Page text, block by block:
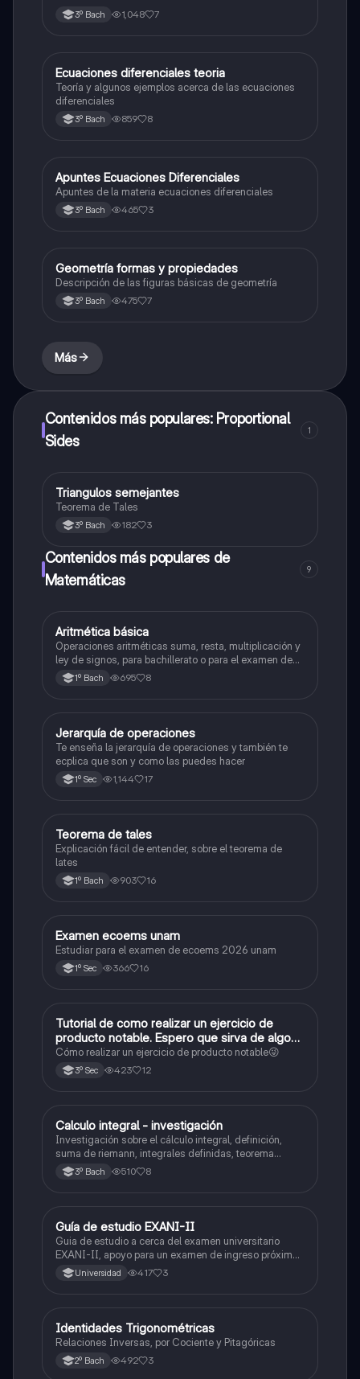
3º Bach 1,048 7
ECálculo diferencial
Ecuaciones diferenciales teoria
Teoría y algunos ejemplos acerca de las ecuaciones
diferenciales
3º Bach 859 8
AMatemáticas
Apuntes Ecuaciones Diferenciales
Apuntes de la materia ecuaciones diferenciales
3º Bach 465 3
Geometría y trigonometría
Geometría formas y propiedades
Descripción de las figuras básicas de geometría
3º Bach 475 7
Más
Contenidos más populares: Proportional
Sides
1
TGeometría y trigonometría
Triangulos semejantes
Teorema de Tales
3º Bach 182 3
Contenidos más populares de
Matemáticas
9
Matemáticas
Aritmética básica
Operaciones aritméticas suma, resta, multiplicación y
ley de signos, para bachillerato o para el examen de
admisión a la universidad
1º Bach 695 8
Matemáticas
Jerarquía de operaciones
Te enseña la jerarquía de operaciones y también te
ecplica que son y como las puedes hacer
1º Sec 1,144 17
Matemáticas
Teorema de tales
Explicación fácil de entender, sobre el teorema de
lates
1º Bach 903 16
Español
Examen ecoems unam
Estudiar para el examen de ecoems 2026 unam
1º Sec 366 16
Matemáticas
Tutorial de como realizar un ejercicio de
producto notable. Espero que sirva de algo💕
😜
Cómo realizar un ejercicio de producto notable😜
3º Sec 423 12
Matemáticas
Calculo integral - investigación
Investigación sobre el cálculo integral, definición,
suma de riemann, integrales definidas, teorema
fundamental del cálculo, antiderivadas, integrales
indefinidas y ejemplos.
3º Bach 510 8
Historia
Guía de estudio EXANI-II
Guia de estudio a cerca del examen universitario
EXANI-II, apoyo para un examen de ingreso próximo
2026.Universidad 417 3
Matemáticas
Identidades Trigonométricas
Relaciones Inversas, por Cociente y Pitagóricas
2º Bach 492 3